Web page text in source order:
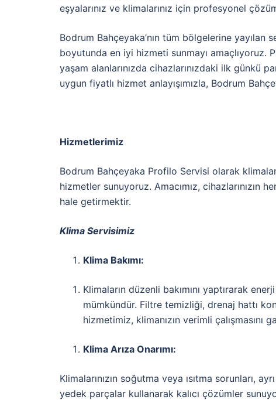
eşyalarınız ve klimalarınız için profesyonel
Bodrum Bahçeyaka’nın tüm bölgelerine yayılan
boyutunda en iyi hizmeti sunmayı amaçlıyoruz.
yaşam alanlarınızda cihazlarınızdaki ilk günkü
uygun fiyatlı hizmet anlayışımızla, Bodrum
Hizmetlerimiz
Bodrum Bahçeyaka Profilo Servisi olarak
hizmetler sunuyoruz. Amacımız, cihazlarınızın
hale getirmektir.
Klima Servisimiz
Klima Bakımı:
Klimaların düzenli bakımını yaptırarak
mümkündür. Filtre temizliği, drenaj hattı
hizmetimiz, klimanızın verimli çalışmasını
Klima Arıza Onarımı:
Klimalarınızın soğutma veya ısıtma sorunları,
yedek parçalar kullanarak kalıcı çözümler